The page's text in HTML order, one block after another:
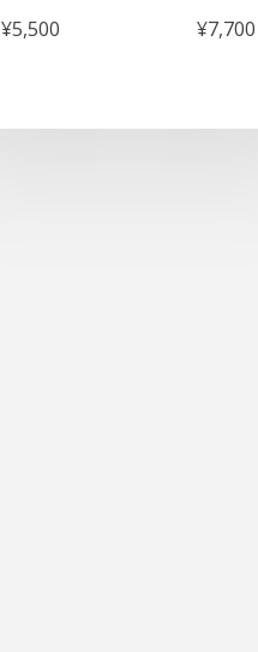
¥5,500
¥7,700